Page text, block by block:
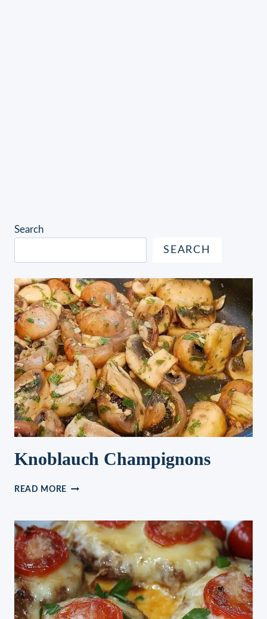
Search
SEARCH
Knoblauch Champignons
READ MORE KNOBLAUCH